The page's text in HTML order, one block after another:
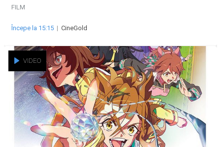
FILM
Începe la 15:15 | CineGold
VIDEO